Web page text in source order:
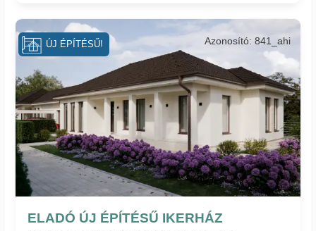
ELADÓ ÚJ ÉPÍTÉSŰ IKERHÁZ
Azonosító: 841_ahi
ÚJ ÉPÍTÉSŰ!